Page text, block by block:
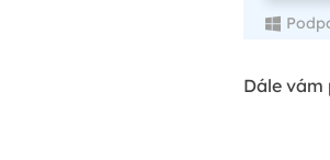
Dále vám